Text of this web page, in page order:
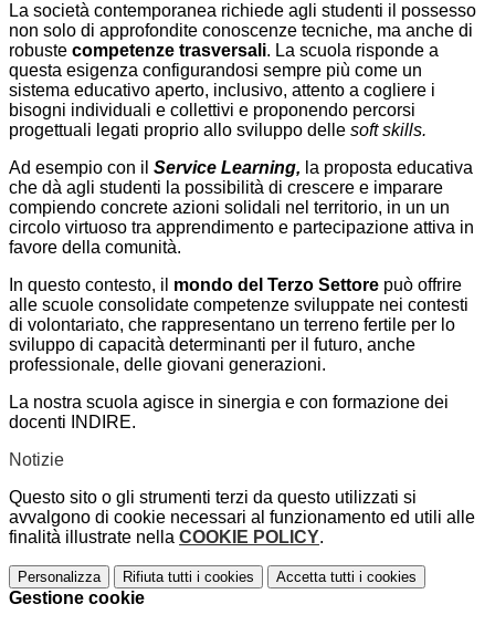
La società contemporanea richiede agli studenti il possesso
non solo di approfondite conoscenze tecniche, ma anche di
robuste competenze trasversali. La scuola risponde a
questa esigenza configurandosi sempre più come un
sistema educativo aperto, inclusivo, attento a cogliere i
bisogni individuali e collettivi e proponendo percorsi
progettuali legati proprio allo sviluppo delle soft skills.
Ad esempio con il Service Learning, la proposta educativa
che dà agli studenti la possibilità di crescere e imparare
compiendo concrete azioni solidali nel territorio, in un un
circolo virtuoso tra apprendimento e partecipazione attiva in
favore della comunità.
In questo contesto, il mondo del Terzo Settore può offrire
alle scuole consolidate competenze sviluppate nei contesti
di volontariato, che rappresentano un terreno fertile per lo
sviluppo di capacità determinanti per il futuro, anche
professionale, delle giovani generazioni.
La nostra scuola agisce in sinergia e con formazione dei
docenti INDIRE.
Notizie
Questo sito o gli strumenti terzi da questo utilizzati si
avvalgono di cookie necessari al funzionamento ed utili alle
finalità illustrate nella COOKIE POLICY.
Personalizza Rifiuta tutti i cookies Accetta tutti i cookies
Gestione cookie